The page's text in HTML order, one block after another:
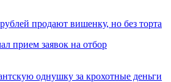
продают вишенку, но без торта
прием заявок на отбор
однушку за крохотные деньги